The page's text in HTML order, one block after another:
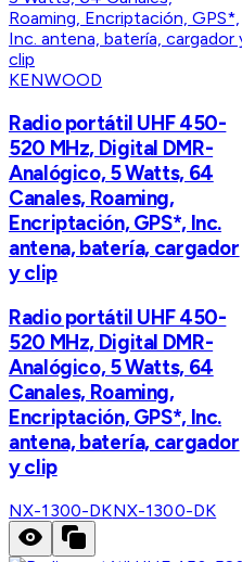
KENWOOD
Radio portátil UHF 450-
520 MHz, Digital DMR-
Analógico, 5 Watts, 64
Canales, Roaming,
Encriptación, GPS*, Inc.
antena, batería, cargador
y clip
Radio portátil UHF 450-
520 MHz, Digital DMR-
Analógico, 5 Watts, 64
Canales, Roaming,
Encriptación, GPS*, Inc.
antena, batería, cargador
y clip
NX-1300-DKNX-1300-DK